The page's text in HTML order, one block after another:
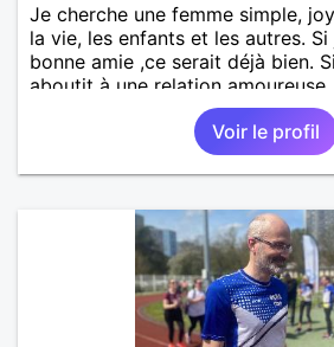
Je cherche une femme simple,
la vie, les enfants et les autres.
bonne amie ,ce serait déjà bien.
aboutit à une relation
Voir le profil